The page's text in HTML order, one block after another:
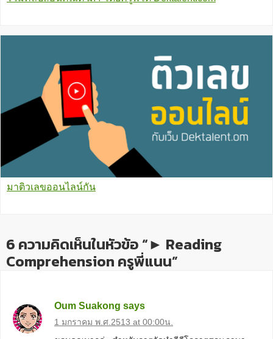
มาติวเลขออนไลน์กัน
6 ความคิดเห็นในหัวข้อ “► Reading
Comprehension ครูพี่แนน”
Oum Suakong says
1 มกราคม พ.ศ.2513 at 00:00น.